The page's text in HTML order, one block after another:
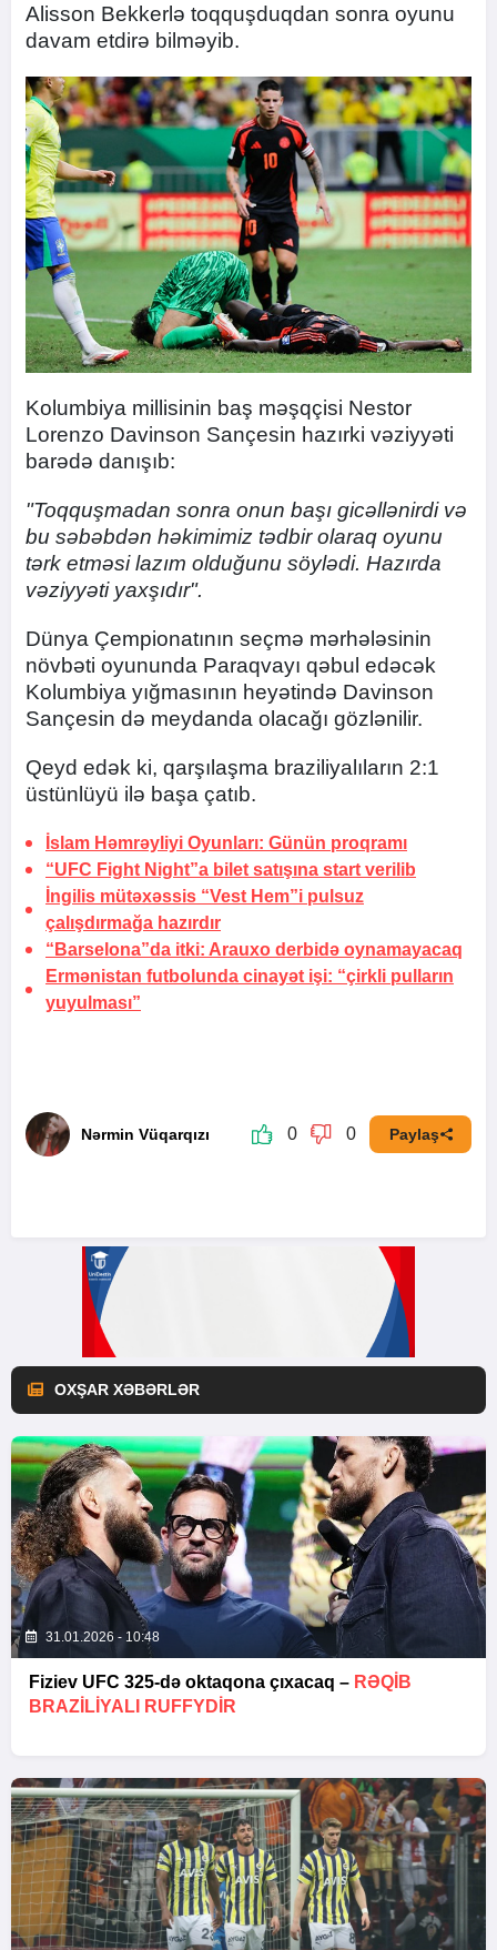
Alisson Bekkerlə toqquşduqdan sonra oyunu
davam etdirə bilməyib.
Kolumbiya millisinin baş məşqçisi Nestor
Lorenzo Davinson Sançesin hazırki vəziyyəti
barədə danışıb:
"Toqquşmadan sonra onun başı gicəllənirdi və
bu səbəbdən həkimimiz tədbir olaraq oyunu
tərk etməsi lazım olduğunu söylədi. Hazırda
vəziyyəti yaxşıdır".
Dünya Çempionatının seçmə mərhələsinin
növbəti oyununda Paraqvayı qəbul edəcək
Kolumbiya yığmasının heyətində Davinson
Sançesin də meydanda olacağı gözlənilir.
Qeyd edək ki, qarşılaşma braziliyalıların 2:1
üstünlüyü ilə başa çatıb.
İslam Həmrəyliyi Oyunları: Günün proqramı
“UFC Fight Night”a bilet satışına start verilib
İngilis mütəxəssis “Vest Hem”i pulsuz
çalışdırmağa hazırdır
“Barselona”da itki: Arauxo derbidə oynamayacaq
Ermənistan futbolunda cinayət işi: “çirkli pulların
yuyulması”
Nərmin Vüqarqızı 0 0 Paylaş
OXŞAR XƏBƏRLƏR
31.01.2026 - 10:48
Fiziev UFC 325-də oktaqona çıxacaq – RƏQIB
BRAZILIYALI RUFFYDIR